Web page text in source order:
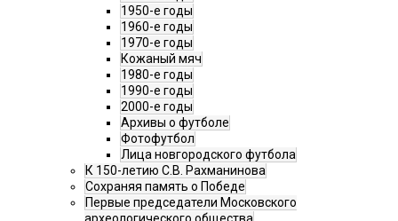
1950-е годы
1960-е годы
1970-е годы
Кожаный мяч
1980-е годы
1990-е годы
2000-е годы
Архивы о футболе
Фотофутбол
Лица новгородского футбола
К 150-летию С.В. Рахманинова
Сохраняя память о Победе
Первые председатели Московского